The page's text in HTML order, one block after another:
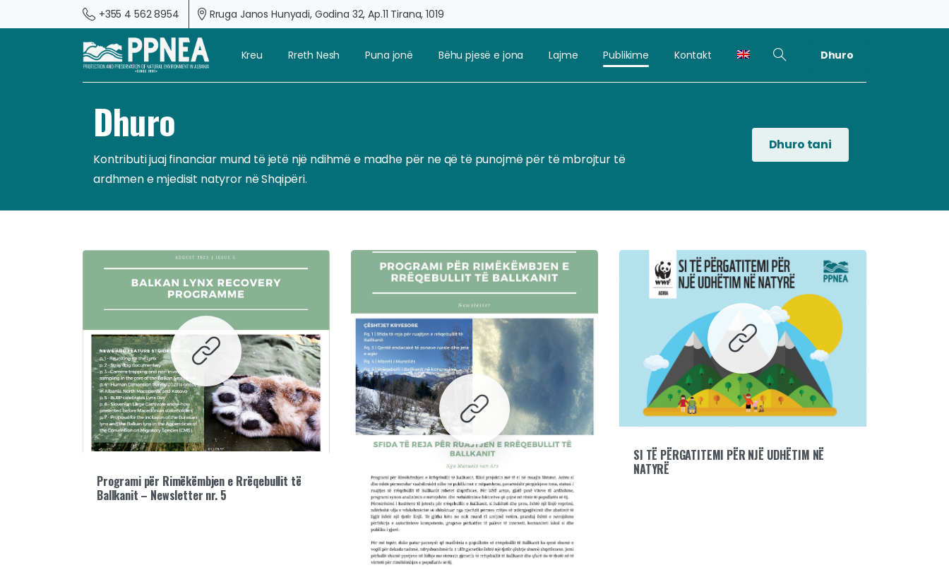
+355 4 562 8954 Rruga Janos Hunyadi, Godina 32, Ap.11 Tirana, 1019
Kreu Rreth Nesh Puna jonë Bëhu pjesë e jona Lajme Publikime Kontakt Dhuro
Dhuro
Kontributi juaj financiar mund të jetë një ndihmë e madhe për ne që të punojmë për të mbrojtur të
ardhmen e mjedisit natyror në Shqipëri.
Dhuro tani
Programi për Rimëkëmbjen e Rrëqebullit të
Ballkanit – Newsletter nr. 5
SI TË PËRGATITEMI PËR NJË UDHËTIM NË
NATYRË